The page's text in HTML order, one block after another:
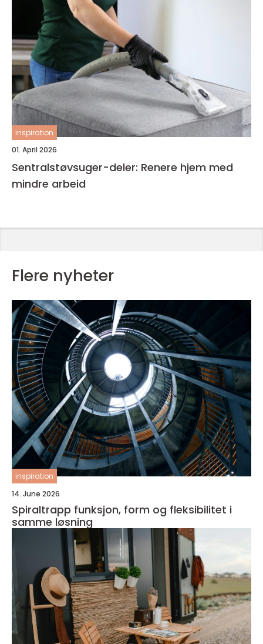
inspiration
01. April 2026
Sentralstøvsuger-deler: Renere hjem med
mindre arbeid
Flere nyheter
inspiration
14. June 2026
Spiraltrapp funksjon, form og fleksibilitet i
samme løsning